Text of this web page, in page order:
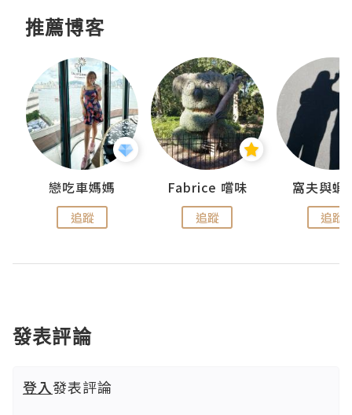
推薦博客
戀吃車媽媽
追蹤
Fabrice 嚐味
追蹤
窩夫與蝦
追蹤
發表評論
登入發表評論